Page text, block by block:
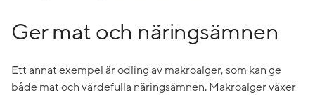
Ger mat och näringsämnen
Ett annat exempel är odling av makroalger, som kan ge
både mat och värdefulla näringsämnen. Makroalger växer